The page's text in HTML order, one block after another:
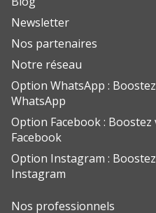
Newsletter
Nos partenaires
Notre réseau
Option WhatsApp :
WhatsApp
Option Facebook :
Facebook
Option Instagram :
Instagram
Nos professionnels